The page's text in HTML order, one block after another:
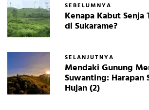
SEBELUMNYA
Kenapa Kabut Senja
di Sukarame?
SELANJUTNYA
Mendaki Gunung
Suwanting: Harapan
Hujan (2)